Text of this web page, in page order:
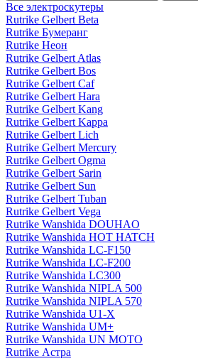
Все электро­скутеры
Rutrike Gelbert Beta
Rutrike Бумеранг
Rutrike Неон
Rutrike Gelbert Atlas
Rutrike Gelbert Bos
Rutrike Gelbert Caf
Rutrike Gelbert Hara
Rutrike Gelbert Kang
Rutrike Gelbert Kappa
Rutrike Gelbert Lich
Rutrike Gelbert Mercury
Rutrike Gelbert Ogma
Rutrike Gelbert Sarin
Rutrike Gelbert Sun
Rutrike Gelbert Tuban
Rutrike Gelbert Vega
Rutrike Wanshida DOUHAO
Rutrike Wanshida HOT HATCH
Rutrike Wanshida LC-F150
Rutrike Wanshida LC-F200
Rutrike Wanshida LC300
Rutrike Wanshida NIPLA 500
Rutrike Wanshida NIPLA 570
Rutrike Wanshida U1-X
Rutrike Wanshida UM+
Rutrike Wanshida UN MOTO
Rutrike Астра